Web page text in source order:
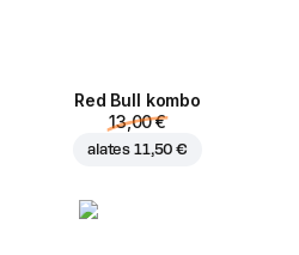
Red Bull kombo
13,00 €
alates 11,50 €